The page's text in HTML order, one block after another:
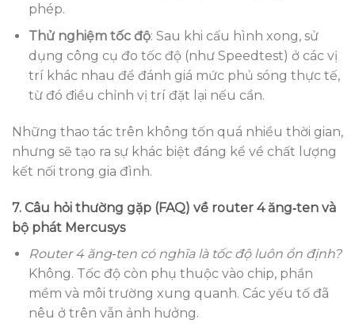
phép.
Thử nghiệm tốc độ: Sau khi cấu hình xong, sử
dụng công cụ đo tốc độ (như Speedtest) ở các vị
trí khác nhau để đánh giá mức phủ sóng thực tế,
từ đó điều chỉnh vị trí đặt lại nếu cần.
Những thao tác trên không tốn quá nhiều thời gian,
nhưng sẽ tạo ra sự khác biệt đáng kể về chất lượng
kết nối trong gia đình.
7. Câu hỏi thường gặp (FAQ) về router 4 ăng‑ten và
bộ phát Mercusys
Router 4 ăng‑ten có nghĩa là tốc độ luôn ổn định?
Không. Tốc độ còn phụ thuộc vào chip, phần
mềm và môi trường xung quanh. Các yếu tố đã
nêu ở trên vẫn ảnh hưởng.